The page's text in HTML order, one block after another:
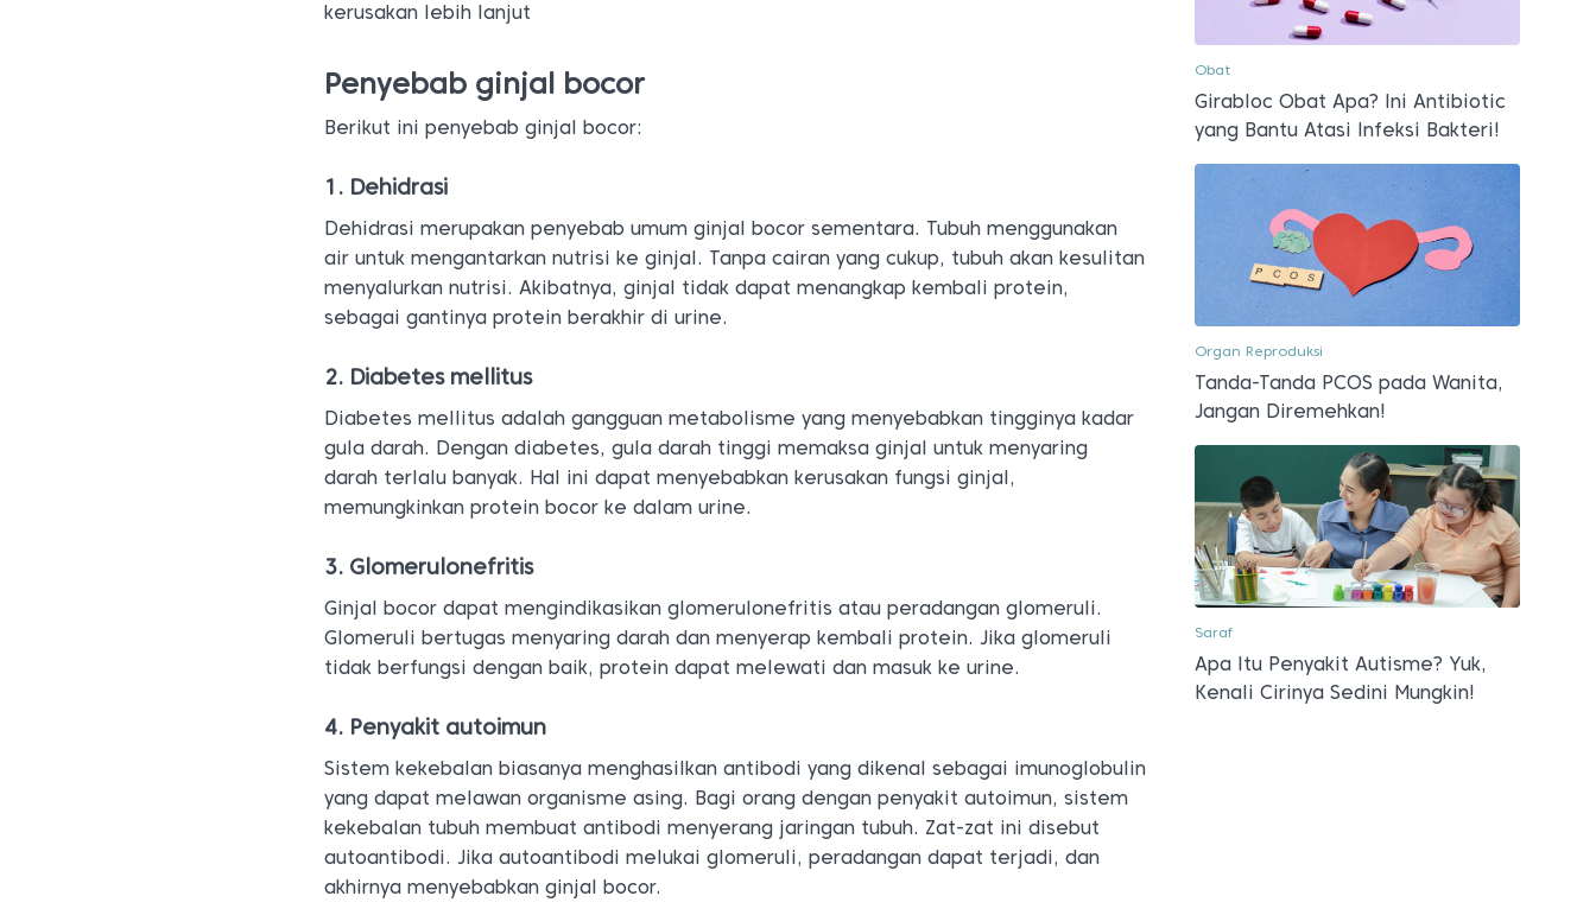
kerusakan lebih lanjut
Penyebab ginjal bocor
Berikut ini penyebab ginjal bocor:
1. Dehidrasi
Dehidrasi merupakan penyebab umum ginjal bocor sementara. Tubuh menggunakan
air untuk mengantarkan nutrisi ke ginjal. Tanpa cairan yang cukup, tubuh akan kesulitan
menyalurkan nutrisi. Akibatnya, ginjal tidak dapat menangkap kembali protein,
sebagai gantinya protein berakhir di urine.
2. Diabetes mellitus
Diabetes mellitus adalah gangguan metabolisme yang menyebabkan tingginya kadar
gula darah. Dengan diabetes, gula darah tinggi memaksa ginjal untuk menyaring
darah terlalu banyak. Hal ini dapat menyebabkan kerusakan fungsi ginjal,
memungkinkan protein bocor ke dalam urine.
3. Glomerulonefritis
Ginjal bocor dapat mengindikasikan glomerulonefritis atau peradangan glomeruli.
Glomeruli bertugas menyaring darah dan menyerap kembali protein. Jika glomeruli
tidak berfungsi dengan baik, protein dapat melewati dan masuk ke urine.
4. Penyakit autoimun
Sistem kekebalan biasanya menghasilkan antibodi yang dikenal sebagai imunoglobulin
yang dapat melawan organisme asing. Bagi orang dengan penyakit autoimun, sistem
kekebalan tubuh membuat antibodi menyerang jaringan tubuh. Zat-zat ini disebut
autoantibodi. Jika autoantibodi melukai glomeruli, peradangan dapat terjadi, dan
akhirnya menyebabkan ginjal bocor.
Obat
Girabloc Obat Apa? Ini Antibiotic
yang Bantu Atasi Infeksi Bakteri!
Organ Reproduksi
Tanda-Tanda PCOS pada Wanita,
Jangan Diremehkan!
Saraf
Apa Itu Penyakit Autisme? Yuk,
Kenali Cirinya Sedini Mungkin!